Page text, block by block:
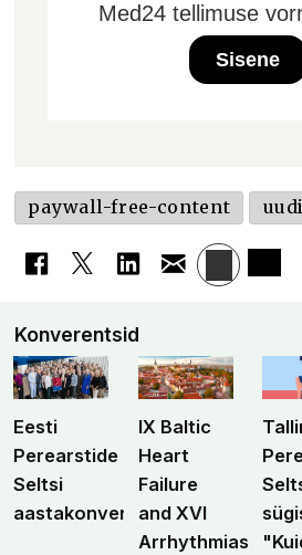
Med24 tellimuse
Sisene
paywall-free-content
Konverentsid
Eesti
Perearstide
Seltsi
aastakonverents
IX Baltic
Heart
Failure
and XVI
Arrhythmias